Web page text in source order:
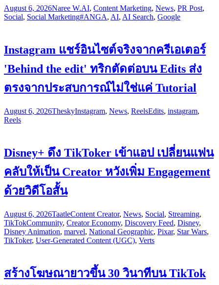
August 6, 2026Naree W.AI, Content Marketing, News, PR Post,
Social, Social Marketing#ANGA, AI, AI Search, Google
Instagram แชร์อินไซต์จริงจากครีเอเตอร์
'Behind the edit' ทริกตัดต่อบน Edits ส่ง
ตรงจากประสบการณ์ไม่ใช่แค่ Tutorial
August 6, 2026TheskyInstagram, News, ReelsEdits, instagram,
Reels
Disney+ ดึง TikToker เข้าแอป เปลี่ยนแฟน
คลับให้เป็น Creator หวังเพิ่ม Engagement
ด้วยวิดีโอสั้น
August 6, 2026TaatleContent Creator, News, Social, Streaming,
TikTokCommunity, Creator Economy, Discovery Feed, Disney,
Disney Animation, marvel, National Geographic, Pixar, Star Wars,
TikToker, User-Generated Content (UGC), Verts
สร้างโฆษณายาวขึ้น 30 วินาทีบน TikTok